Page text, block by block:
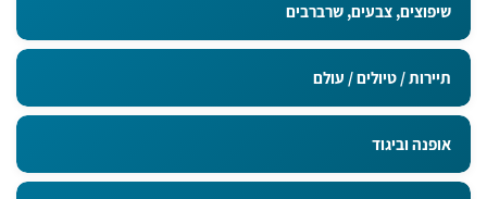
שיפוצים, צבעים, שרברבים
תיירות / טיולים / עולם
אופנה וביגוד